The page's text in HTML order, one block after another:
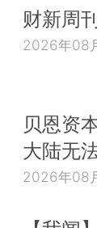
财新周
2026年08
贝恩资
大陆无
2026年08